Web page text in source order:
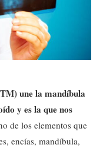
une la mandíbula
y es la que nos
de los elementos que
encías, mandíbula,